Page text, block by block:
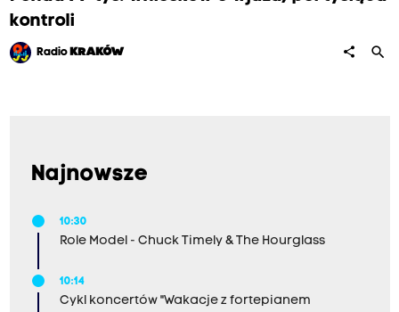
kontroli
Radio KRAKÓW share search
Najnowsze
10:30
Role Model - Chuck Timely & The Hourglass
10:14
Cykl koncertów "Wakacje z fortepianem